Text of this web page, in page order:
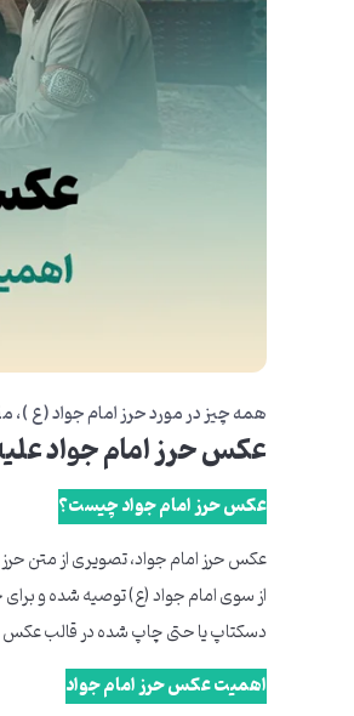
همه چیز در مورد حرز امام جواد ( ع )
عکس حرز امام جواد
عکس حرز امام جواد چیست؟
عکس حرز امام جواد، تصویری از متن
از سوی امام جواد (ع) توصیه شده و
دسکتاپ یا حتی چاپ شده در قالب عکس
اهمیت عکس حرز امام جواد